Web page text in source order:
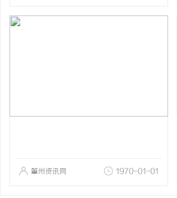
肇州资讯网 1970-01-01